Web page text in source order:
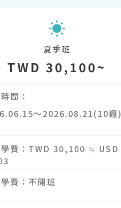
夏季班
TWD 30,100~
間
～2026.08.21(10週)
費
TWD 30,100 ≒ USD
費
不開班